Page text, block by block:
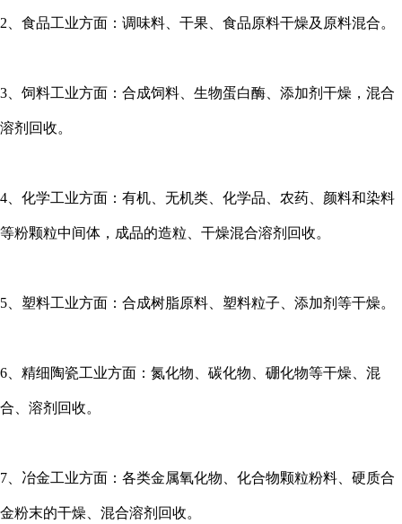
2、食品工业方面：调味料、干果、食品原料干燥及原料混合。
3、饲料工业方面：合成饲料、生物蛋白酶、添加剂干燥，混合
溶剂回收。
4、化学工业方面：有机、无机类、化学品、农药、颜料和染料
等粉颗粒中间体，成品的造粒、干燥混合溶剂回收。
5、塑料工业方面：合成树脂原料、塑料粒子、添加剂等干燥。
6、精细陶瓷工业方面：氮化物、碳化物、硼化物等干燥、混
合、溶剂回收。
7、冶金工业方面：各类金属氧化物、化合物颗粒粉料、硬质合
金粉末的干燥、混合溶剂回收。